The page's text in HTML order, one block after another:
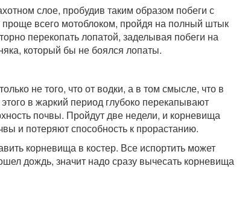
слое, пробудив таким образом побеги с
всего мотоблоком, пройдя на полный штык
перекопать лопатой, заделывая побеги на
который бы не боялся лопаты.
не того, что от водки, а в том смысле, что в
в жаркий период глубоко перекапывают
почвы. Пройдут две недели, и корневища
и потеряют способность к прорастанию.
корневища в костер. Все испортить может
дождь, значит надо сразу вычесать корневища